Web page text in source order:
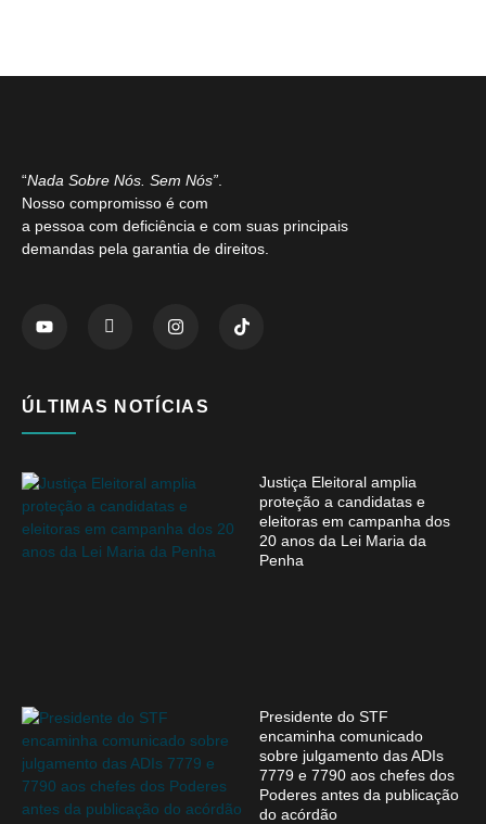
“Nada Sobre Nós. Sem Nós”
Nosso compromisso é com
a pessoa com deficiência e com suas principais
demandas pela garantia de direitos.
ÚLTIMAS NOTÍCIAS
Justiça Eleitoral amplia
proteção a candidatas e
eleitoras em campanha dos
20 anos da Lei Maria da
Penha
Presidente do STF
encaminha comunicado
sobre julgamento das ADIs
7779 e 7790 aos chefes dos
Poderes antes da publicação
do acórdão